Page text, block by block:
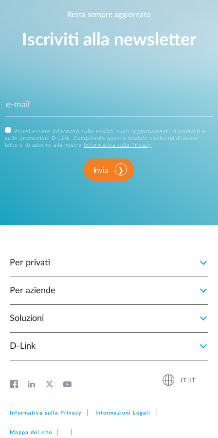
Resta sempre aggiornato
Iscriviti alla newsletter
Vorrei essere informato sulle novità, sugli aggiornamenti ai prodotti e
sulle promozioni D-Link. Compilando questo modulo confermi di avere
letto e di aderire alla nostra
Informativa sulla Privacy .
Invia
Per privati
Per aziende
Soluzioni
D‑Link
Informativa sulla Privacy Informazioni Legali
Mappa del sito